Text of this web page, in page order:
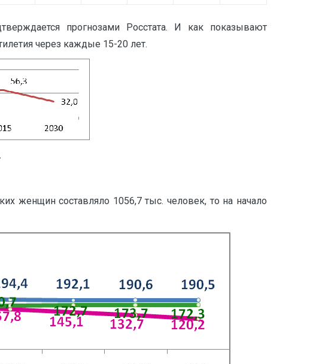
прогнозами Росстата. И как показывают
через каждые 15-20 лет.
женщин составляло 1056,7 тыс. человек, то на начало